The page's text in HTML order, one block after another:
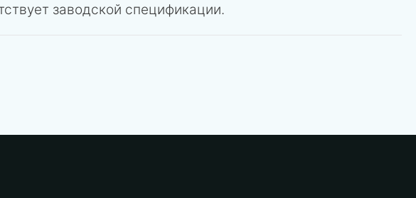
заводской спецификации.